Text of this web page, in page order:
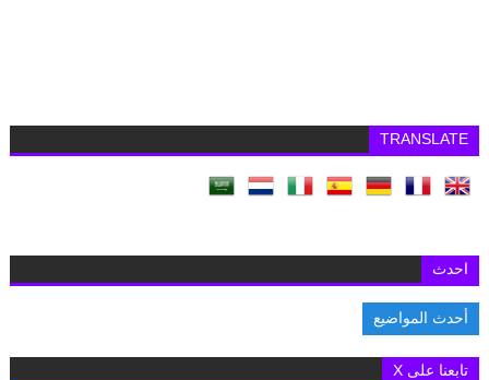
TRANSLATE
احدث
أحدث المواضيع
تابعنا على X